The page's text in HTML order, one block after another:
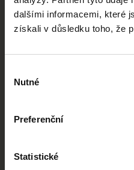
dalšími informacemi, které
získali v důsledku toho, že
souhlasu
Nutné
Preferenční
Statistické
Portál DAFilms.cz je výsledkem
festivalů dokumentárního filmu
podporovat